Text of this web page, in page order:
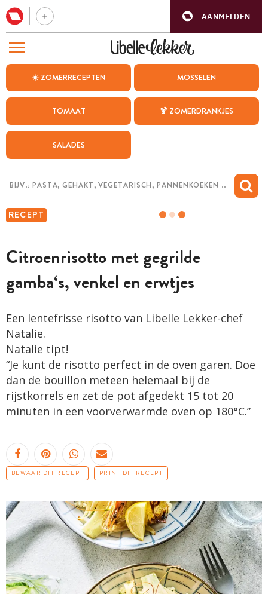
AANMELDEN
☀️ ZOMERRECEPTEN MOSSELEN
TOMAAT 🍹 ZOMERDRANKJES
SALADES
RECEPT
Citroenrisotto met gegrilde
gamba‘s, venkel en erwtjes
Een lentefrisse risotto van Libelle Lekker-chef
Natalie.
Natalie tipt!
“Je kunt de risotto perfect in de oven garen. Doe
dan de bouillon meteen helemaal bij de
rijstkorrels en zet de pot afgedekt 15 tot 20
minuten in een voorverwarmde oven op 180°C.”
BEWAAR DIT RECEPT PRINT DIT RECEPT
BEZOEK ONZE ANDERE WEBSITES
WEEKMENU
CHAT MET MAIA
MIJN BEWAARDE RECEPTEN